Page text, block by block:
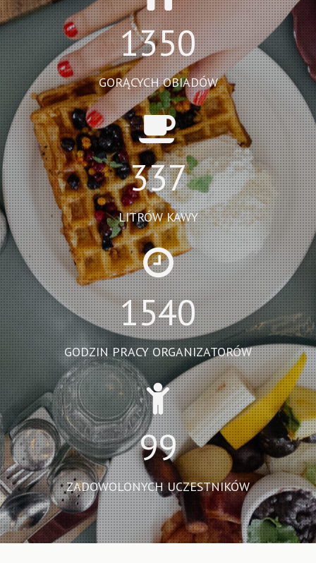
1350
GORĄCYCH OBIADÓW
337
LITRÓW KAWY
1540
GODZIN PRACY ORGANIZATORÓW
99
ZADOWOLONYCH UCZESTNIKÓW